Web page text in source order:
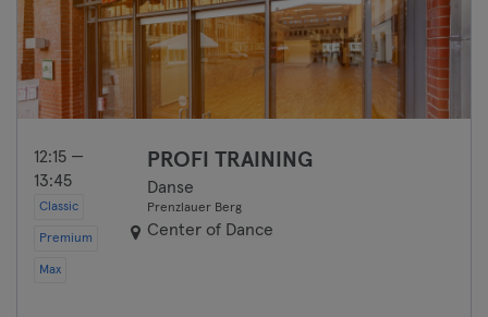
12:15 —
13:45
Classic
Premium
Max
PROFI TRAINING
Danse
Prenzlauer Berg
Center of Dance